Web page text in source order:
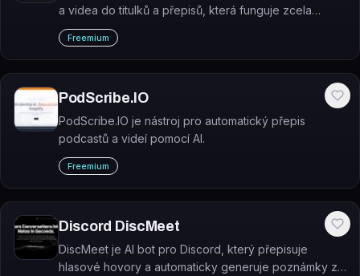
a videa do titulků a přepisů, která funguje zcela
offline bez nutnosti nahrávat soubory na internet.
Freemium
PodScribe.IO
PodScribe.IO je nástroj pro automatický přepis
podcastů a videí pomocí AI.
Freemium
Discord DiscMeet
DiscMeet je AI bot pro Discord, který přepisuje
hlasové hovory a automaticky generuje poznámky ze